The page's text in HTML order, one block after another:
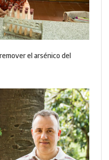
el arsénico del